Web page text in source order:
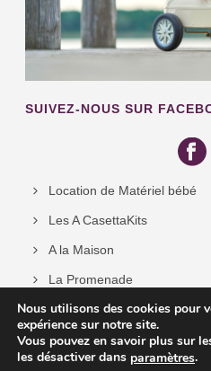
SUIVEZ-NOUS SUR
Location de Matériel bébé
Les A CasettaKits
A la Maison
La Promenade
La Voiture
Alimentation pour bébé,
Nous utilisons des cookies pour
expérience sur notre site.
Vous pouvez en savoir plus sur
les désactiver dans paramètres.